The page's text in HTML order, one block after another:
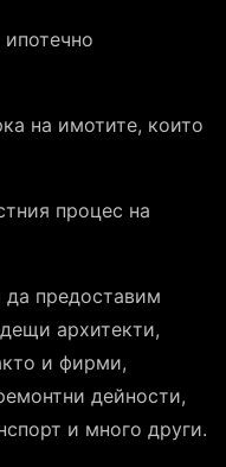
на имотите, които
процес на
предоставим
архитекти,
и фирми,
дейности,
и много други.